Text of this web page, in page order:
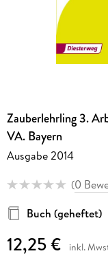
Zauberlehrling 3.
VA. Bayern
Ausgabe 2014
(0
Buch (geheftet)
12,25 € inkl.